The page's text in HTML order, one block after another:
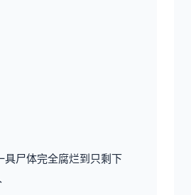
具尸体完全腐烂到只剩下